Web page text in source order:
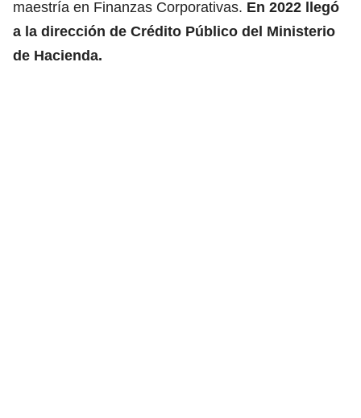
maestría en Finanzas Corporativas. En 2022 llegó
a la dirección de Crédito Público del Ministerio
de Hacienda.